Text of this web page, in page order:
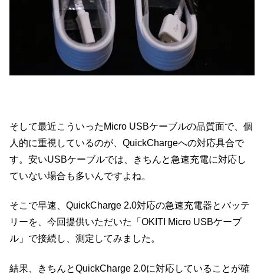
そして最近こういったMicro USBケーブルの品質面で、個
人的に重視しているのが、QuickChargeへの対応具合で
す。安いUSBケーブルでは、きちんと急速充電に対応し
ていない場合も多いんですよね。
そこで早速、QuickCharge 2.0対応の急速充電器とバッテ
リーを、今回提供いただいた「OKITI Micro USBケーブ
ル」で接続し、測定してみました。
結果、きちんとQuickCharge 2.0に対応していることが確